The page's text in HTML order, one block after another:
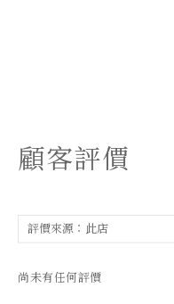
顧客評價
尚未有任何評價